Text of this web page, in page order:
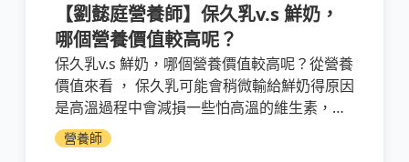
【劉懿庭營養師】保久乳v.s 鮮奶，
哪個營養價值較高呢？
保久乳v.s 鮮奶，哪個營養價值較高呢？從營養
價值來看 ， 保久乳可能會稍微輸給鮮奶得原因
是高溫過程中會減損一些怕高溫的維生素，其
他成分則不受影響。保久乳的維生素也會比鮮
奶少，但是鈣質、蛋白質都跟鮮奶差不多。
營養師